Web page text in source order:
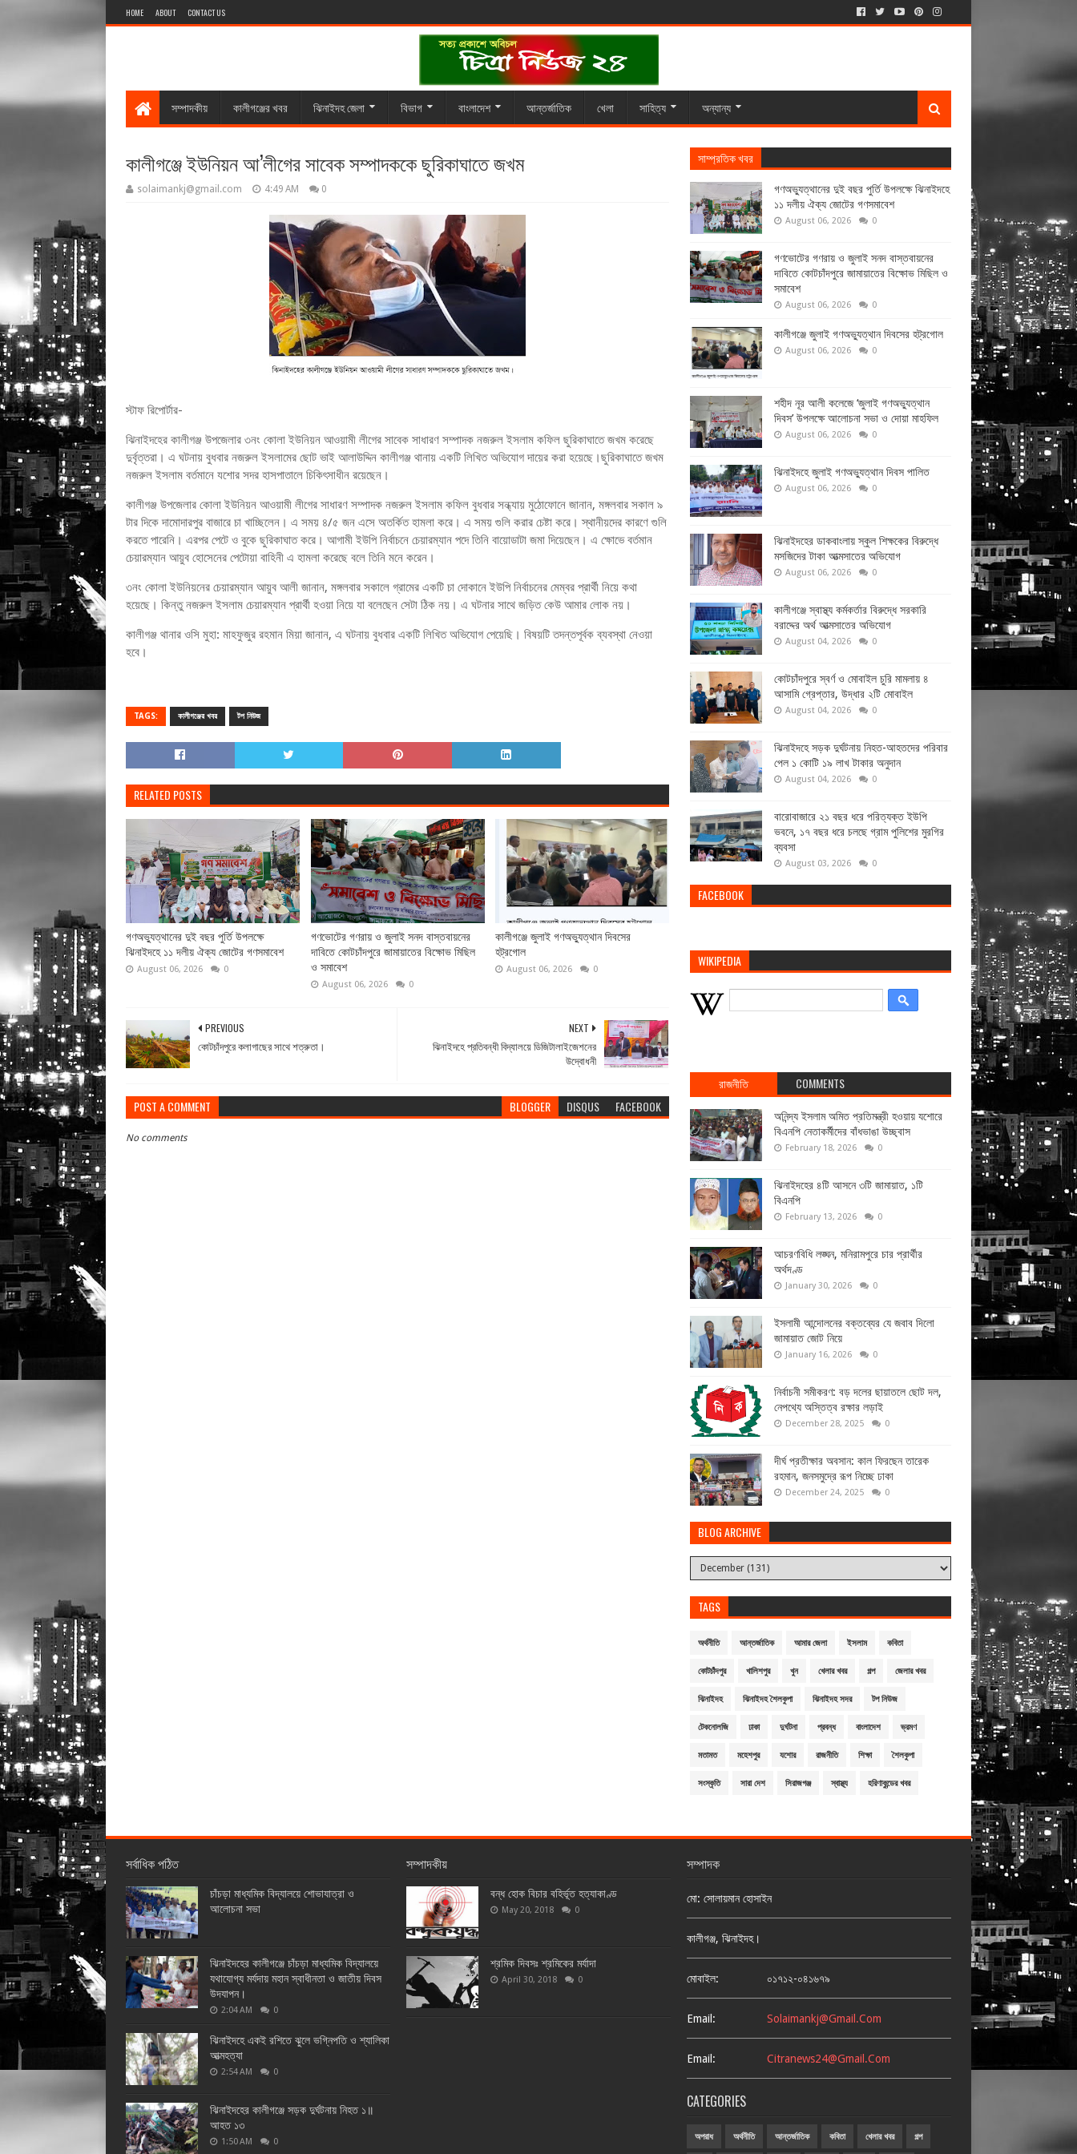
HOME ABOUT CONTACT US
সম্পাদকীয় কালীগঞ্জের খবর ঝিনাইদহ জেলা বিভাগ বাংলাদেশ আন্তর্জাতিক খেলা সাহিত্য অন্যান্য
কালীগঞ্জে ইউনিয়ন আ’লীগের সাবেক সম্পাদককে ছুরিকাঘাতে জখম
solaimankj@gmail.com 4:49 AM 0
স্টাফ রিপোর্টার-
ঝিনাইদহের কালীগঞ্জ উপজেলার ৩নং কোলা ইউনিয়ন আওয়ামী লীগের সাবেক সাধারণ সম্পাদক নজরুল ইসলাম কফিল ছুরিকাঘাতে জখম করেছে
দুর্বৃত্তরা। এ ঘটনায় বুধবার নজরুল ইসলামের ছোট ভাই আলাউদ্দিন কালীগঞ্জ থানায় একটি লিখিত অভিযোগ দায়ের করা হয়েছে।ছুরিকাঘাতে জখম
নজরুল ইসলাম বর্তমানে যশোর সদর হাসপাতালে চিকিৎসাধীন রয়েছেন।
কালীগঞ্জ উপজেলার কোলা ইউনিয়ন আওয়ামী লীগের সাধারণ সম্পাদক নজরুল ইসলাম কফিল বুধবার সন্ধ্যায় মুঠোফোনে জানান, মঙ্গলবার সকাল ৯
টার দিকে দামোদারপুর বাজারে চা খাচ্ছিলেন। এ সময় ৪/৫ জন এসে অতর্কিত হামলা করে। এ সময় গুলি করার চেষ্টা করে। স্থানীয়দের কারণে গুলি
করতে পারেনি। এরপর পেটে ও বুকে ছুরিকাঘাত করে। আগামী ইউপি নির্বাচনে চেয়ারম্যান পদে তিনি বায়োডাটা জমা দিয়েছেন। এ ক্ষোভে বর্তমান
চেয়ারম্যান আয়ুব হোসেনের পেটোয়া বাহিনী এ হামলা করেছে বলে তিনি মনে করেন।
৩নং কোলা ইউনিয়নের চেয়ারম্যান আয়ুব আলী জানান, মঙ্গলবার সকালে গ্রামের একটি চা দোকানে ইউপি নির্বাচনের মেম্বর প্রার্থী নিয়ে কথা
হয়েছে। কিন্তু নজরুল ইসলাম চেয়ারম্যান প্রার্থী হওয়া নিয়ে যা বলেছেন সেটা ঠিক নয়। এ ঘটনার সাথে জড়িত কেউ আমার লোক নয়।
কালীগঞ্জ থানার ওসি মুহা: মাহফুজুর রহমান মিয়া জানান, এ ঘটনায় বুধবার একটি লিখিত অভিযোগ পেয়েছি। বিষয়টি তদন্তপূর্বক ব্যবস্থা নেওয়া
হবে।
TAGS: কালীগঞ্জের খবর টপ নিউজ
RELATED POSTS
গণঅভ্যুত্থানের দুই বছর পুর্তি উপলক্ষে
ঝিনাইদহে ১১ দলীয় ঐক্য জোটের গণসমাবেশ
August 06, 2026 0
গণভোটের গণরায় ও জুলাই সনদ বাস্তবায়নের
দাবিতে কোটচাঁদপুরে জামায়াতের বিক্ষোভ মিছিল
ও সমাবেশ
August 06, 2026 0
কালীগঞ্জে জুলাই গণঅভ্যুত্থান দিবসের
হট্রগোল
August 06, 2026 0
NEXT
ঝিনাইদহে প্রতিবন্ধী বিদ্যালয়ে ডিজিটালাইজেশনের
উদ্বোধনী
PREVIOUS
কোটচাঁদপুরে কলাগাছের সাথে শত্রুতা।
POST A COMMENT BLOGGER DISQUS FACEBOOK
No comments
সাম্প্রতিক খবর
গণঅভ্যুত্থানের দুই বছর পুর্তি উপলক্ষে ঝিনাইদহে
১১ দলীয় ঐক্য জোটের গণসমাবেশ
August 06, 2026 0
গণভোটের গণরায় ও জুলাই সনদ বাস্তবায়নের
দাবিতে কোটচাঁদপুরে জামায়াতের বিক্ষোভ মিছিল ও
সমাবেশ
August 06, 2026 0
কালীগঞ্জে জুলাই গণঅভ্যুত্থান দিবসের হট্রগোল
August 06, 2026 0
শহীদ নূর আলী কলেজে ‘জুলাই গণঅভ্যুত্থান
দিবস’ উপলক্ষে আলোচনা সভা ও দোয়া মাহফিল
August 06, 2026 0
ঝিনাইদহে জুলাই গণঅভ্যুত্থান দিবস পালিত
August 06, 2026 0
ঝিনাইদহের ডাকবাংলায় স্কুল শিক্ষকের বিরুদ্ধে
মসজিদের টাকা আত্মসাতের অভিযোগ
August 06, 2026 0
কালীগঞ্জে স্বাস্থ্য কর্মকর্তার বিরুদ্ধে সরকারি
বরাদ্দের অর্থ আত্মসাতের অভিযোগ
August 04, 2026 0
কোটচাঁদপুরে স্বর্ণ ও মোবাইল চুরি মামলায় ৪
আসামি গ্রেপ্তার, উদ্ধার ২টি মোবাইল
August 04, 2026 0
ঝিনাইদহে সড়ক দুর্ঘটনায় নিহত-আহতদের পরিবার
পেল ১ কোটি ১৯ লাখ টাকার অনুদান
August 04, 2026 0
বারোবাজারে ২১ বছর ধরে পরিত্যক্ত ইউপি
ভবনে, ১৭ বছর ধরে চলছে গ্রাম পুলিশের মুরগির
ব্যবসা
August 03, 2026 0
FACEBOOK
WIKIPEDIA
রাজনীতি COMMENTS
অনিন্দ্য ইসলাম অমিত প্রতিমন্ত্রী হওয়ায় যশোরে
বিএনপি নেতাকর্মীদের বাঁধভাঙা উচ্ছ্বাস
February 18, 2026 0
ঝিনাইদহের ৪টি আসনে ৩টি জামায়াত, ১টি
বিএনপি
February 13, 2026 0
আচরণবিধি লঙ্ঘন, মনিরামপুরে চার প্রার্থীর
অর্থদণ্ড
January 30, 2026 0
ইসলামী আন্দোলনের বক্তব্যের যে জবাব দিলো
জামায়াত জোট নিয়ে
January 16, 2026 0
নির্বাচনী সমীকরণ: বড় দলের ছায়াতলে ছোট দল,
নেপথ্যে অস্তিত্ব রক্ষার লড়াই
December 28, 2025 0
দীর্ঘ প্রতীক্ষার অবসান: কাল ফিরছেন তারেক
রহমান, জনসমুদ্রে রূপ নিচ্ছে ঢাকা
December 24, 2025 0
BLOG ARCHIVE
TAGS
অর্থনীতি আন্তর্জাতিক আমার জেলা ইসলাম কবিতা
কোটচাঁদপুর খালিশপুর খুন খেলার খবর গল্প জেলার খবর
ঝিনাইদহ ঝিনাইদহ শৈলকুপা ঝিনাইদহ সদর টপ নিউজ
টেকনোলজি ঢাকা দুর্ঘটনা প্রবন্ধ বাংলাদেশ ভ্রমণ
মতামত মহেশপুর যশোর রাজনীতি শিক্ষা শৈলকুপা
সংস্কৃতি সারা দেশ সিরাজগঞ্জ স্বাস্থ্য হরিণাকুন্ডের খবর
সর্বাধিক পঠিত
চাঁচড়া মাধ্যমিক বিদ্যালয়ে শোভাযাত্রা ও
আলোচনা সভা
ঝিনাইদহের কালীগঞ্জে চাঁচড়া মাধ্যমিক বিদ্যালয়ে
যথাযোগ্য মর্যদায় মহান স্বাধীনতা ও জাতীয় দিবস
উদযাপন।
2:04 AM 0
ঝিনাইদহে একই রশিতে ঝুলে ভগ্নিপতি ও শ্যালিকা
আত্মহত্যা
2:54 AM 0
ঝিনাইদহের কালীগঞ্জে সড়ক দুর্ঘটনায় নিহত ১॥
আহত ১৩
1:50 AM 0
সম্পাদকীয়
বন্ধ হোক বিচার বহির্ভূত হত্যাকাণ্ড
May 20, 2018 0
শ্রমিক দিবসঃ শ্রমিকের মর্যাদা
April 30, 2018 0
সম্পাদক
মো: সোলায়মান হোসাইন
কালীগঞ্জ, ঝিনাইদহ।
মোবাইল: ০১৭১২-০৪১৬৭৯
Email: Solaimankj@gmail.com
Email: Citranews24@gmail.com
CATEGORIES
অপরাধ অর্থনীতি আন্তর্জাতিক কবিতা খেলার খবর গল্প